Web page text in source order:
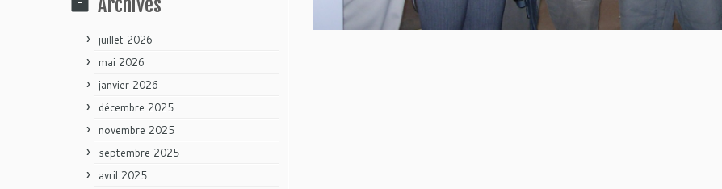
juillet 2026
mai 2026
janvier 2026
décembre 2025
novembre 2025
septembre 2025
avril 2025